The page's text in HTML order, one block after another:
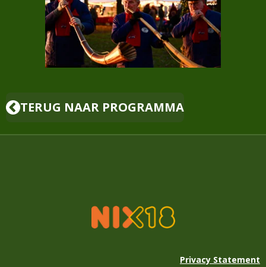
TERUG NAAR PROGRAMMA
Privacy Statement